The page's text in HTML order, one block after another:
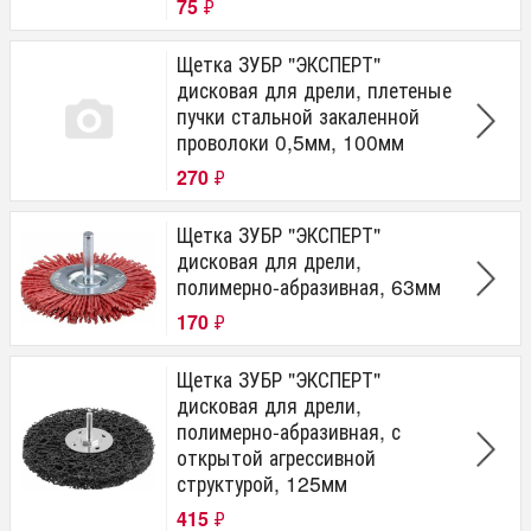
75 ₽
Щетка ЗУБР "ЭКСПЕРТ"
дисковая для дрели, плетеные
пучки стальной закаленной
проволоки 0,5мм, 100мм
270 ₽
Щетка ЗУБР "ЭКСПЕРТ"
дисковая для дрели,
полимерно-абразивная, 63мм
170 ₽
Щетка ЗУБР "ЭКСПЕРТ"
дисковая для дрели,
полимерно-абразивная, с
открытой агрессивной
структурой, 125мм
415 ₽